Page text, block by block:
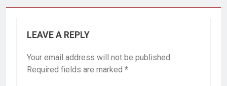
LEAVE A REPLY
Your email address will not be published.
Required fields are marked *